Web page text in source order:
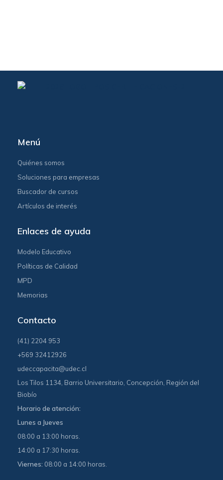
Menú
Quiénes somos
Soluciones para empresas
Buscador de cursos
Artículos de interés
Enlaces de ayuda
Modelo Educativo
Políticas de Calidad
MPD
Memorias
Contacto
(41) 2204 953
+569 32412926
udeccapacita@udec.cl
Los Tilos 1134, Barrio Universitario, Concepción, Región del
Biobío
Horario de atención:
Lunes a Jueves
08:00 a 13:00 horas.
14:00 a 17:30 horas.
Viernes: 08:00 a 14:00 horas.